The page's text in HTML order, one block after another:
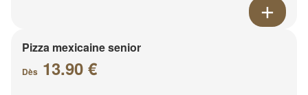
Pizza mexicaine senior
Dès 13.90 €